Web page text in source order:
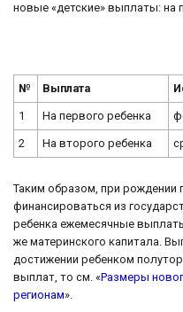
новые «детские» выплаты: на
№ Выплата
1 На первого ребенка
2 На второго ребенка
Таким образом, при рождении
финансироваться из
ребенка ежемесячные
же материнского капитала.
достижении ребенком
выплат, то см. «Размеры
регионам».